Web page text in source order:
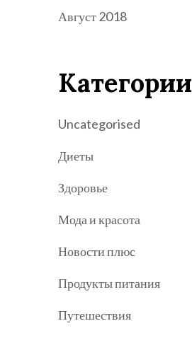
Август 2018
Категории
Uncategorised
Диеты
Здоровье
Мода и красота
Новости плюс
Продукты питания
Путешествия